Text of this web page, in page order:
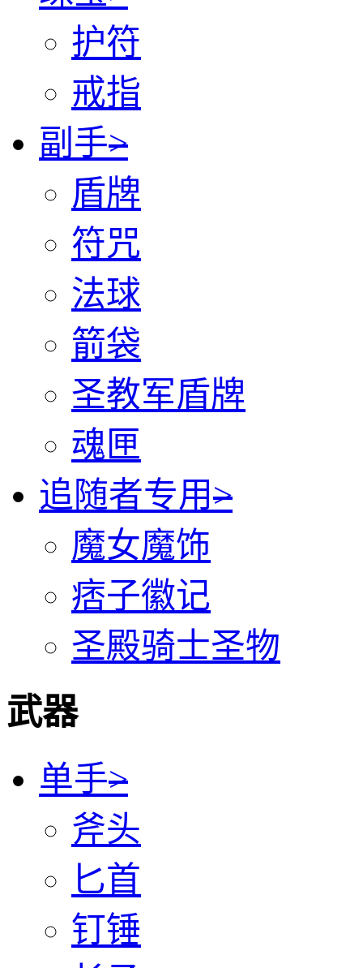
护符
戒指
副手>
盾牌
符咒
法球
箭袋
圣教军盾牌
魂匣
追随者专用>
魔女魔饰
痞子徽记
圣殿骑士圣物
武器
单手>
斧头
匕首
钉锤